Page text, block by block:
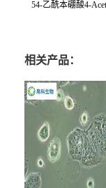
54-乙酰本硼酸4-
相关产品：